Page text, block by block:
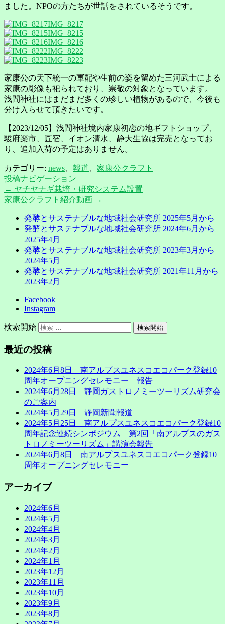
ました。NPOの方たちが世話をされているそうです。
IMG_8217
IMG_8215
IMG_8216
IMG_8222
IMG_8223
家康公の天下統一の軍配や生前の姿を留めた三河武士による
家康の彫像も祀られており、崇敬の対象となっています。
浅間神社にはまだまだ多くの珍しい植物があるので、今後も
分け入らせて頂きたいです。
【2023/12/05】浅間神社境内家康初恋の地ギフトショップ、
駿府楽市、匠宿、イオン清水、静大生協は完売となってお
り、追加入荷の予定はありません。
カテゴリー: news 報道
家康公クラフト
投稿ナビゲーション
← ヤチヤナギ栽培・研究システム設置
家康公クラフト紹介動画 →
発酵とサステナブルな地域社会研究所 2025年5月から
発酵とサステナブルな地域社会研究所 2024年6月から
2025年4月
発酵とサステナブルな地域社会研究所 2023年3月から
2024年5月
発酵とサステナブルな地域社会研究所 2021年11月から
2023年2月
Facebook
Instagram
検索開始
最近の投稿
2024年6月8日 南アルプスユネスコエコパーク登録10
周年オープニングセレモニー 報告
2024年6月28日 静岡ガストロノミーツーリズム研究会
のご案内
2024年5月29日 静岡新聞報道
2024年5月25日 南アルプスユネスコエコパーク登録10
周年記念連続シンポジウム 第2回「南アルプスのガス
トロノミーツーリズム」講演会報告
2024年6月8日 南アルプスユネスコエコパーク登録10
周年オープニングセレモニー
アーカイブ
2024年6月
2024年5月
2024年4月
2024年3月
2024年2月
2024年1月
2023年12月
2023年11月
2023年10月
2023年9月
2023年8月